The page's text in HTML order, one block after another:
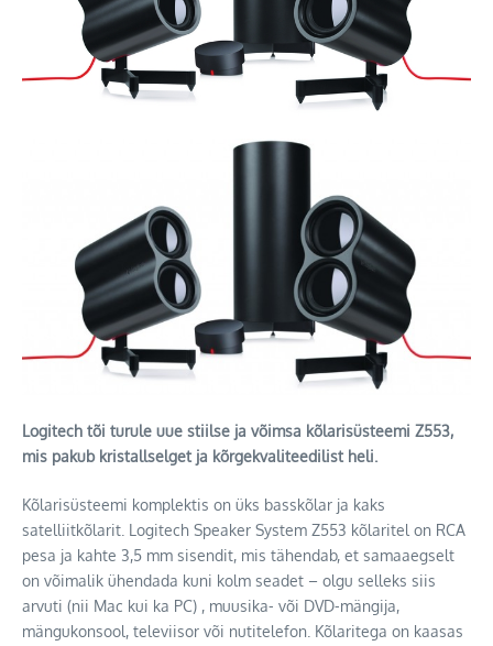
Logitech tõi turule uue stiilse ja võimsa kõlarisüsteemi Z553,
mis pakub kristallselget ja kõrgekvaliteedilist heli.
Kõlarisüsteemi komplektis on üks basskõlar ja kaks
satelliitkõlarit. Logitech Speaker System Z553 kõlaritel on RCA
pesa ja kahte 3,5 mm sisendit, mis tähendab, et samaaegselt
on võimalik ühendada kuni kolm seadet – olgu selleks siis
arvuti (nii Mac kui ka PC) , muusika- või DVD-mängija,
mängukonsool, televiisor või nutitelefon. Kõlaritega on kaasas